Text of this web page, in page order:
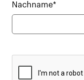
Nachname*